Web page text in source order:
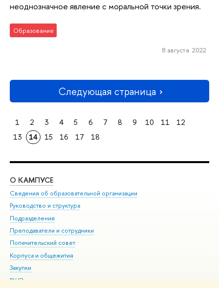
неоднозначное явление с моральной точки зрения.
Образование
8 августа 2022
Следующая страница
1 2 3 4 5 6 7 8 9 10 11
12
13
14 15 16 17 18
О КАМПУСЕ
Сведения об образовательной организации
Руководство и структура
Подразделения
Преподаватели и сотрудники
Попечительский совет
Корпуса и общежития
Закупки
ВШЭ для студентов с ограниченными возможностями